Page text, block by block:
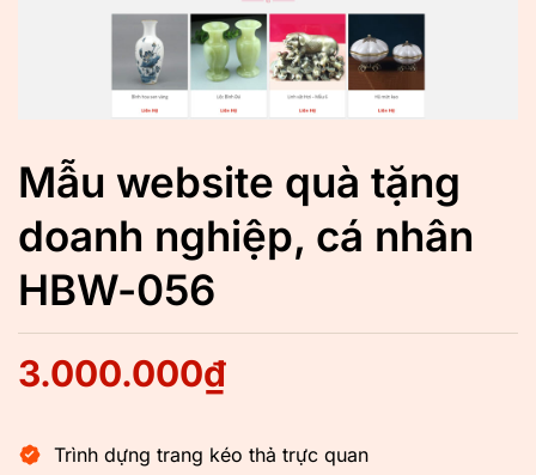
Mẫu website quà tặng
doanh nghiệp, cá nhân
HBW-056
3.000.000₫
Trình dựng trang kéo thả trực quan